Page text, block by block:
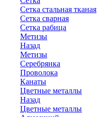
Сетка стальная тканая
Сетка сварная
Сетка рабица
Метизы
Назад
Метизы
Серебрянка
Проволока
Канаты
Цветные металлы
Назад
Цветные металлы